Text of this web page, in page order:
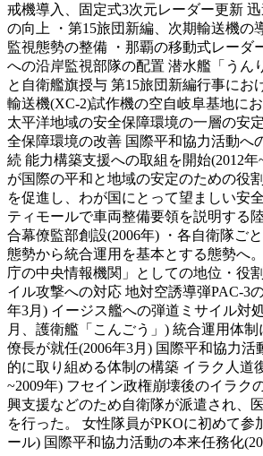
戒機導入、固定式3次元レーダー更新
の向上 ・第15旅団新編、次期輸送機の
監視態勢の整備 ・那覇の移動式レーダ
への沿岸監視部隊の配置 潜水艦「うん
と自衛艦旗授与 第15旅団新編行事にお
輸送機(XC-2)試作機の空自岐阜基地に
太平洋地域の安全保障環境の一層の安
全保障環境の改善 国際平和協力活動へ
続 能力構築支援への取組を開始(2012
が国際の平和と地域の安定のための役
を促進し、わが国にとって望ましい安
ティモールで車両整備要領を説明する
合幕僚監部創設(2006年) ・各自衛隊ご
態勢から統合運用を基本とする態勢へ
庁の中央情報機関」としての地位・役
イル攻撃への対応 地対空誘導弾PAC-3
年3月) イージス艦への弾道ミサイル対
月、護衛艦「こんごう」) 統合運用体
僚長が就任(2006年3月) 国際平和協力活
的に取り組める体制の構築 イラク人道
~2009年) フセイン政権崩壊後のイラク
興支援などのため自衛隊が派遣され、
を行った。 女性隊員がPKOに初めて参
ール) 国際平和協力活動の本来任務化